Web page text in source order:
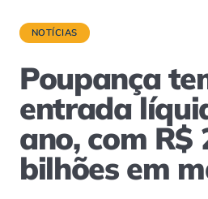
NOTÍCIAS
Poupança
entrada
ano, com R$
bilhões em